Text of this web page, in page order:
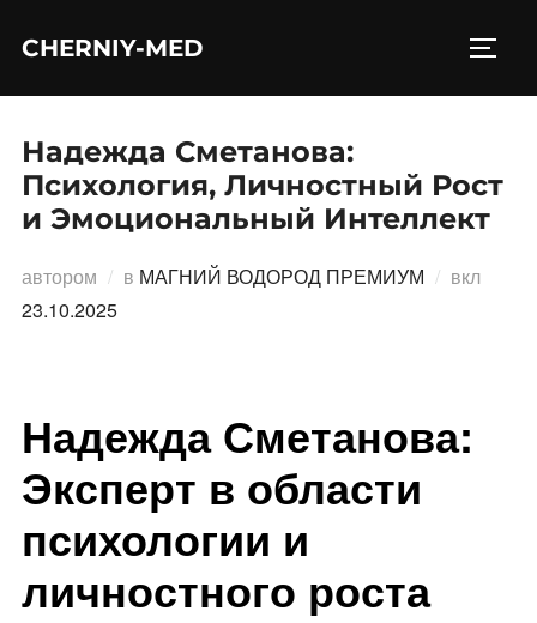
CHERNIY-MED
Надежда Сметанова:
Психология, Личностный Рост
и Эмоциональный Интеллект
автором в МАГНИЙ ВОДОРОД ПРЕМИУМ вкл
23.10.2025
Надежда Сметанова:
Эксперт в области
психологии и
личностного роста